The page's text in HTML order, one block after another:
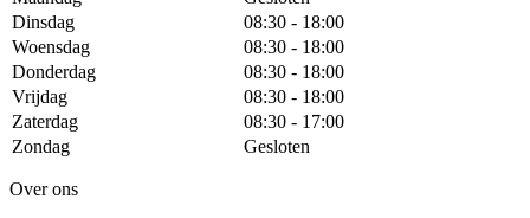
Dinsdag
08:30 - 18:00
Woensdag
08:30 - 18:00
Donderdag
08:30 - 18:00
Vrijdag
08:30 - 18:00
Zaterdag
08:30 - 17:00
Zondag
Gesloten
Over ons